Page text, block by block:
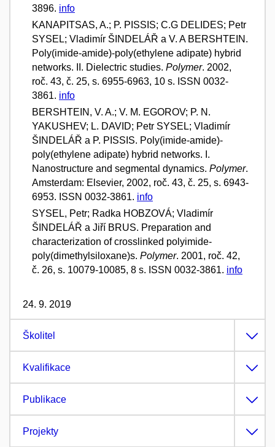
3896. info
KANAPITSAS, A.; P. PISSIS; C.G DELIDES; Petr
SYSEL; Vladimír ŠINDELÁŘ a V. A BERSHTEIN.
Poly(imide-amide)-poly(ethylene adipate) hybrid
networks. II. Dielectric studies. Polymer. 2002,
roč. 43, č. 25, s. 6955-6963, 10 s. ISSN 0032-
3861. info
BERSHTEIN, V. A.; V. M. EGOROV; P. N.
YAKUSHEV; L. DAVID; Petr SYSEL; Vladimír
ŠINDELÁŘ a P. PISSIS. Poly(imide-amide)-
poly(ethylene adipate) hybrid networks. I.
Nanostructure and segmental dynamics. Polymer.
Amsterdam: Elsevier, 2002, roč. 43, č. 25, s. 6943-
6953. ISSN 0032-3861. info
SYSEL, Petr; Radka HOBZOVÁ; Vladimír
ŠINDELÁŘ a Jiří BRUS. Preparation and
characterization of crosslinked polyimide-
poly(dimethylsiloxane)s. Polymer. 2001, roč. 42,
č. 26, s. 10079-10085, 8 s. ISSN 0032-3861. info
24. 9. 2019
Školitel
Kvalifikace
Publikace
Projekty